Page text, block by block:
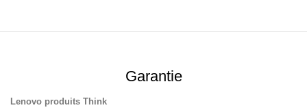
Garantie
Lenovo produits Think